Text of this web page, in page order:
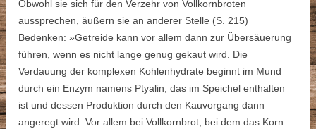
Obwohl sie sich für den Verzehr von Vollkornbroten
aussprechen, äußern sie an anderer Stelle (S. 215)
Bedenken: »Getreide kann vor allem dann zur Übersäuerung
führen, wenn es nicht lange genug gekaut wird. Die
Verdauung der komplexen Kohlenhydrate beginnt im Mund
durch ein Enzym namens Ptyalin, das im Speichel enthalten
ist und dessen Produktion durch den Kauvorgang dann
angeregt wird. Vor allem bei Vollkornbrot, bei dem das Korn